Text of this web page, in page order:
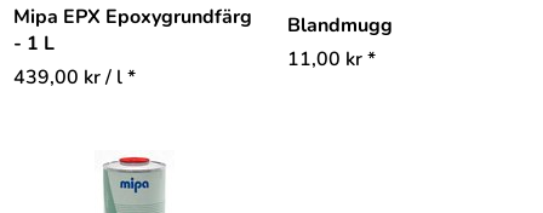
Mipa EPX Epoxygrundfärg
- 1 L
439,00 kr/ l *
Blandmugg
11,00 kr*